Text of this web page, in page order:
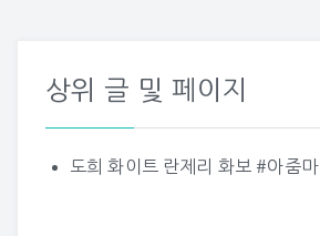
상위 글 및 페이지
도희 화이트 란제리 화보 #아줌